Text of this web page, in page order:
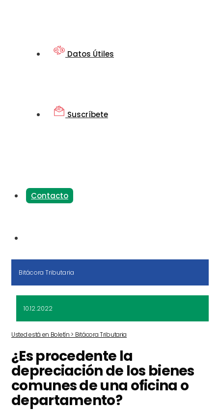
Datos Útiles
Suscríbete
Contacto
Bitácora Tributaria
10.12.2022
Usted está en Boletín > Bitácora Tributaria
¿Es procedente la
depreciación de los bienes
comunes de una oficina o
departamento?